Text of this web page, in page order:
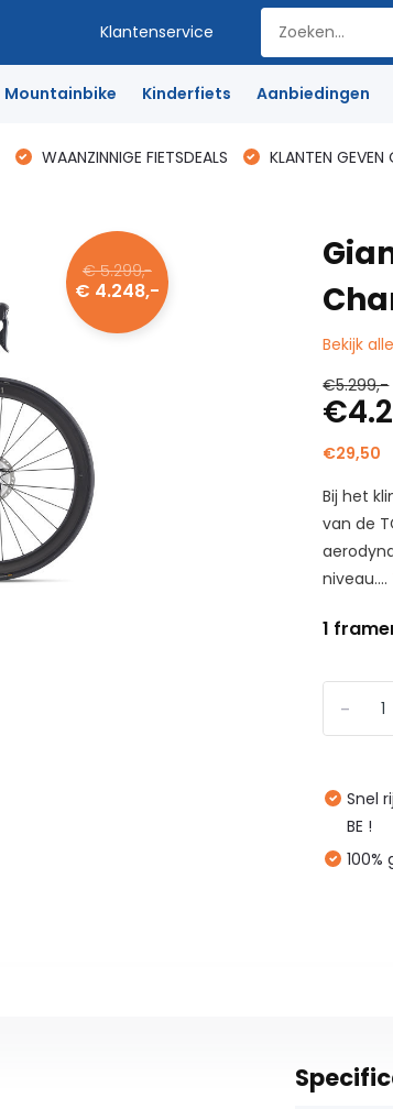
Klantenservice
Mountainbike Kinderfiets Aanbiedingen
WAANZINNIGE FIETSDEALS KLANTEN GEVEN
€ 5.299,-
€ 4.248,-
Bekijk
€5.299,-
€29,50
Bij het
van de
niveau....
1
-
Snel
BE !
100%